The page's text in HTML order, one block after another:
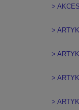
>
>
>
>
>